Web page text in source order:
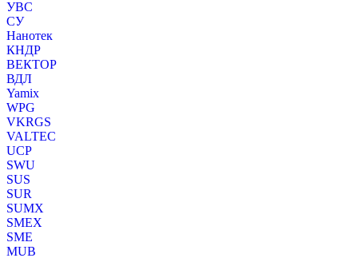
УВС
СУ
Нанотек
КНДР
ВЕКТОР
ВДЛ
Yamix
WPG
VKRGS
VALTEC
UCP
SWU
SUS
SUR
SUMX
SMEX
SME
MUB